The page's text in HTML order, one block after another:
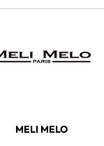
MELI MELO